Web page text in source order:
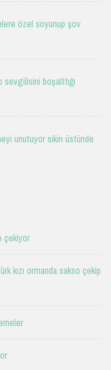
özel soyunup şov
sevgilisini boşalttığı
unutuyor sikin üstünde
çekiyor
kızı ormanda sakso çekip